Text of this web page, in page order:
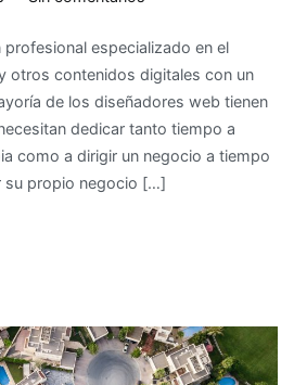
iniciar
una
cuenta
de
WebDesigner
en
especializado en el
otros contenidos digitales con un
de los diseñadores web tienen
dedicar tanto tiempo a
como a dirigir un negocio a tiempo
su propio negocio […]